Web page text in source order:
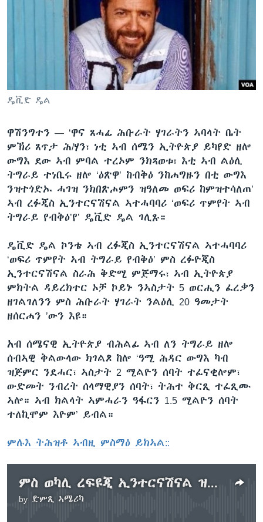
ዴቪድ ዴል
ዋሽንግተን — ‘ዋና ጸሓፊ ሕቡራት ሃገራትን ኣባላት ቤት
ምኽሪ ጸጥታ ሕ/ሃን፣ ነቲ ኣብ ሰሜን ኢትዮጵያ ይካየድ ዘሎ
ውግእ ደው ኣብ ምባል ተረኦም ንክጻወቱ፣ እቲ ኣብ ልዕሊ
ትግራይ ተነቢሩ ዘሎ ‘ዕጽዋ’ ከብቅዕ ንከሐግዙን በቲ ውግእ
ንዝተጎድኡ ሓገዝ ንክበጽሖምን ዝዓለመ ወፍሪ ከምዝተሳለጠ’
ኣብ ረፉጂስ ኢንተርናሽናል ኣተሓባባሪ ‘ወፍሪ ጥምየት ኣብ
ትግራይ የብቅዕ’የ’ ዴቪድ ዴል ገሊጹ።
ዴቪድ ዴል ኮንቴ ኣብ ረፉጂስ ኢንተርናሽናል ኣተሓባባሪ
‘ወፍሪ ጥምየት ኣብ ትግራይ የብቅዕ’ ምስ ረፉዮጂስ
ኢንተርናሽናል ስራሕ ቅድሚ ምጅማሩ፣ ኣብ ኢትዮጵያ
ምክትል ዳይረክተር ኦቻ ኮይኑ ንኣስታት 5 ወርሒን ፈረቃን
ዘገልገለንን ምስ ሕቡራት ሃገራት ንልዕሊ 20 ዓመታት
ዘሰርሐን ’ውን እዩ።
አብ ሰሜናዊ ኢትዮጵያ ብሕልፊ ኣብ ለን ትግራይ ዘሎ
ሰብኣዊ ቅልውላው ክገልጾ ከሎ ‘ዓሚ ሕዳር ውግእ ካብ
ዝጅምር ንደሓር፣ ኣስታት 2 ሚልዮን ሰባት ተፈናቂሎም፣
ውድመት ንብረት ሰላማዊያን ሰባት፣ ትሕተ ቅርጺ ተፈጺሙ
ኣሎ። ኣብ ክልላት ኣምሓራን ዓፋርን 1.5 ሚልዮን ሰባት
ተለኪሞም እዮም’ ይብል።
ምሉእ ትሕዝቶ ኣብዚ ምስማዕ ይክኣል::
ምስ ወካሊ ረፍዩጂ ኢንተርናሽናል ዝተካየደ ቃለ ምልልስ
by ድምጺ ኣሜሪካ
No media source currently available